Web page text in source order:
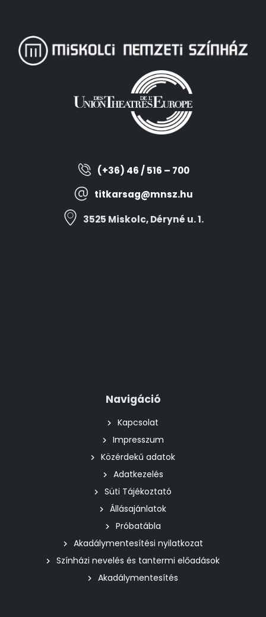
(+36) 46 / 516 – 700
titkarsag@mnsz.hu
3525 Miskolc, Déryné u. 1.
Navigáció
Kapcsolat
Impresszum
Közérdekű adatok
Adatkezelés
Süti Tájékoztató
Állásajánlatok
Próbatábla
Akadálymentesítési nyilatkozat
Színházi nevelés és tantermi előadások
Akadálymentesítés